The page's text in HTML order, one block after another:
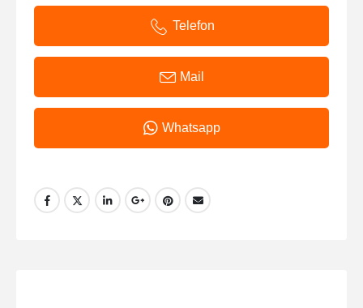
Telefon
Mail
Whatsapp